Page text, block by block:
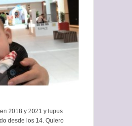
2018 y 2021 y lupus
desde los 14. Quiero